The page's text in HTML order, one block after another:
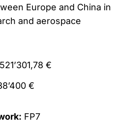
Europe and China in
and aerospace
521’301,78 €
€
FP7